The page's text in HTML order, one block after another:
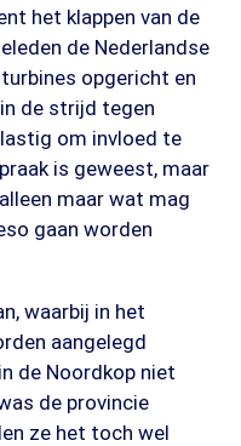
het klappen van de
de Nederlandse
opgericht en
de strijd tegen
om invloed te
is geweest, maar
maar wat mag
gaan worden
waarbij in het
aangelegd
de Noordkop niet
de provincie
ze het toch wel